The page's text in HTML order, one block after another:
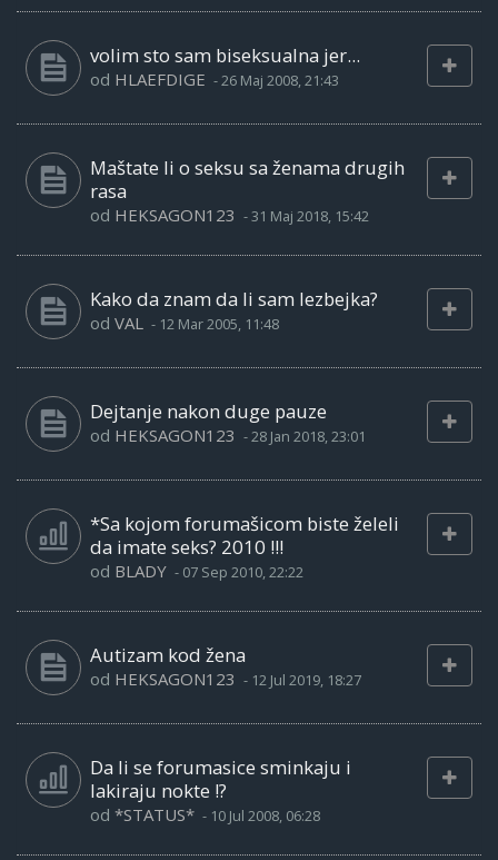
volim sto sam biseksualna jer...
od HLAEFDIGE -26 Maj 2008, 21:43
Maštate li o seksu sa ženama drugih
rasa
od HEKSAGON123 -31 Maj 2018, 15:42
Kako da znam da li sam lezbejka?
od VAL - 12 Mar 2005, 11:48
Dejtanje nakon duge pauze
od HEKSAGON123 -28 Jan 2018, 23:01
*Sa kojom forumašicom biste želeli
da imate seks? 2010 !!!
od BLADY - 07 Sep 2010, 22:22
Autizam kod žena
od HEKSAGON123 - 12 Jul 2019, 18:27
Da li se forumasice sminkaju i
lakiraju nokte !?
od *STATUS* - 10 Jul 2008, 06:28